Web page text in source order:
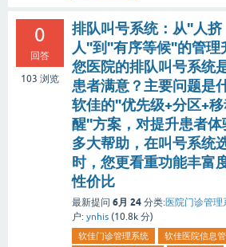
0
回答
103 浏览
排队叫号系统：从"人挤
人"到"有序等候"的管理
您医院的排队叫号系统
患者满意？主要问题是
软佳的"优先级+分区+
醒"方案，对提升患者体
多大帮助，在叫号系统
时，您更看重功能丰富
性价比
最新提问 6月 24 分类:医院门诊管理
户: ynhis (10.8k 分)
软佳门诊管理系统
软佳医院信息